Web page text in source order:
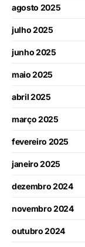
agosto 2025
julho 2025
junho 2025
maio 2025
abril 2025
março 2025
fevereiro 2025
janeiro 2025
dezembro 2024
novembro 2024
outubro 2024